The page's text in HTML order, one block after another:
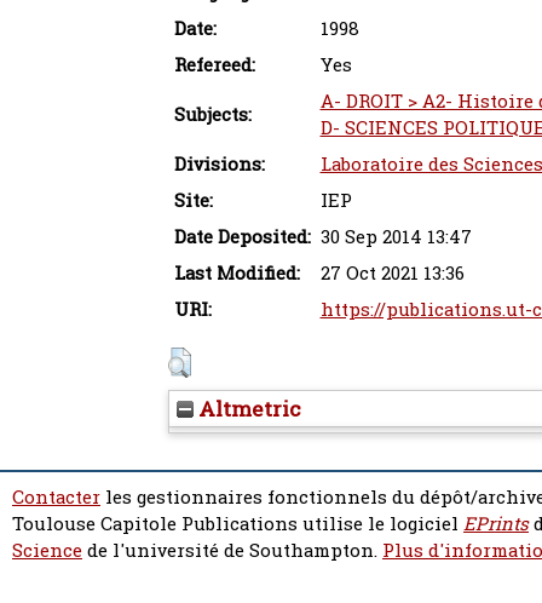
Date:
1998
Refereed:
Yes
Subjects:
A- DROIT > A2-
D- SCIENCES
Divisions:
Laboratoire des
Site:
IEP
Date Deposited: 30 Sep 2014 13:47
Last Modified:
27 Oct 2021 13:36
URI:
https://publications.ut-
Altmetric
Contacter les gestionnaires fonctionnels du dépôt/
Toulouse Capitole Publications utilise le logiciel EPrints
Sciencede l'université de Southampton. Plus